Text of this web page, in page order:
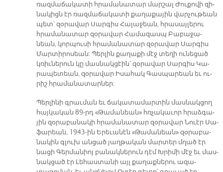
ռազ­մա­ճա­կա­տի հրա­մա­նա­տար մար­շալ Ժու­քո­վի զի­
նա­կիցն էր ռազ­մա­ճա­կա­տի քաղ­աքային վար­չու­թեան
պետ՝ զօ­րա­վար Սար­գիս Հա­լա­ջեան, հրա­սայ­լե­րու
հրա­մա­նա­տար զօ­րա­վար Հա­մա­զասպ Բա­բա­ջա­
նեան, կոր­պու­սի հրա­մա­նա­տար զօ­րա­վար Սար­գիս
Մար­տի­րո­սեան: Պեր­լին քա­ղա­քի մէջ տե­ղի ու­նե­ցած
կռիւ­նե­րուն կը մաս­նակ­ցէին՝ զօ­րա­վար Սար­գիս Կա­
րա­պե­տեան, զօ­րա­վար Ի­սա­հակ Գաս­պա­րեան եւ ու­
րիշ հրա­մա­նա­տար­ներ:
Պեր­լի­նի գրաւ­ման եւ ճա­կա­տա­մար­տին մաս­նակ­ցող
հայ­կա­կան 89-րդ «Թա­մա­նեան» հռչա­կա­ւոր հրաձ­գա­
յին զօ­րա­բա­նա­կի հրա­մա­նա­տար զօ­րա­վար Նուէր Սա­
ֆա­րեան, 1943-ին Ե­րե­ւա­նէն «Թա­մա­նեան» զօ­րա­բա­
նա­կին գլուխ ան­ցած յաղ­թա­կան մար­տեր մղած էր
նա­ցի Գեր­մա­նիոյ բա­նակ­նե­րուն դէմ Խրի­մի մէջ եւ մաս­
նակ­ցած էր Լե­հաս­տա­նի այլ քա­ղաք­նե­րու ա­զա­